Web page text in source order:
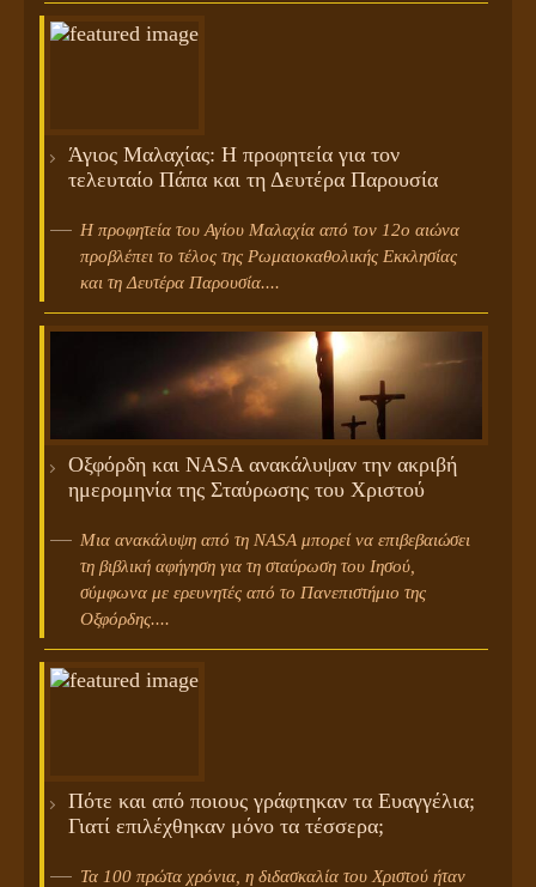
Άγιος Μαλαχίας: Η προφητεία για τον
τελευταίο Πάπα και τη Δευτέρα Παρουσία
Η προφητεία του Αγίου Μαλαχία από τον 12ο αιώνα
προβλέπει το τέλος της Ρωμαιοκαθολικής Εκκλησίας
και τη Δευτέρα Παρουσία....
Οξφόρδη και NASA ανακάλυψαν την ακριβή
ημερομηνία της Σταύρωσης του Χριστού
Μια ανακάλυψη από τη NASA μπορεί να επιβεβαιώσει
τη βιβλική αφήγηση για τη σταύρωση του Ιησού,
σύμφωνα με ερευνητές από το Πανεπιστήμιο της
Οξφόρδης....
Πότε και από ποιους γράφτηκαν τα Ευαγγέλια;
Γιατί επιλέχθηκαν μόνο τα τέσσερα;
Τα 100 πρώτα χρόνια, η διδασκαλία του Χριστού ήταν